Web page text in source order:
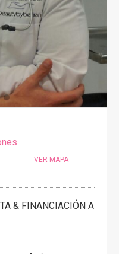
VER MAPA
& FINANCIACIÓN A